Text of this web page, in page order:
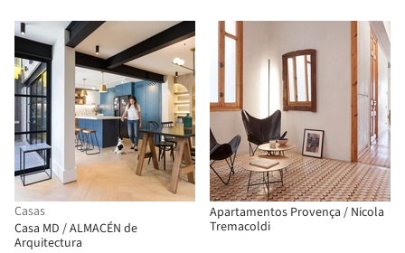
Casas
Casa MD / ALMACÉN de
Arquitectura
Apartamentos Provença / Nicola
Tremacoldi